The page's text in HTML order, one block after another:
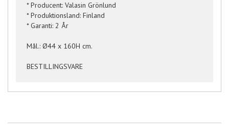
* Producent: Valasin Grönlund
* Produktionsland: Finland
* Garanti: 2 År
Mål.: Ø44 x 160H cm.
BESTILLINGSVARE